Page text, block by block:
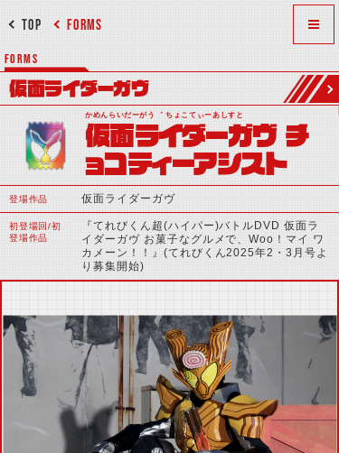
FORMS
TOP
FORMS
仮面ライダーガヴ
かめんらいだーがう゛ ちょこてぃーあしすと
仮面ライダーガヴ チ
ョコティーアシスト
登場作品 仮面ライダーガヴ
初登場回/初
登場作品
『てれびくん超(ハイパー)バトルDVD 仮面ラ
イダーガヴ お菓子なグルメで、Woo！マイ ワ
カメーン！！』(てれびくん2025年2・3月号よ
り募集開始)